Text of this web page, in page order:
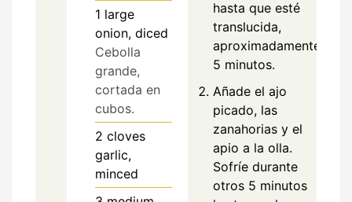
1 large
onion, diced
Cebolla
grande,
cortada en
cubos.
2 cloves
garlic,
minced
hasta que esté
translucida,
aproximadamente
5 minutos.
Añade el ajo
picado, las
zanahorias y el
apio a la olla.
Sofríe durante
otros 5 minutos